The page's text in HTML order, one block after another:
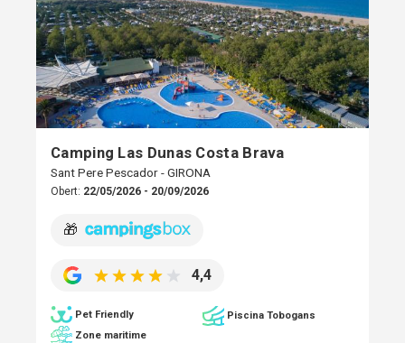
Camping Las Dunas Costa Brava
Sant Pere Pescador - GIRONA
Obert: 22/05/2026 - 20/09/2026
🎁
4,4
Pet Friendly
Piscina Tobogans
Zone maritime